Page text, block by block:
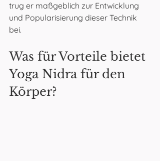
trug er maßgeblich zur Entwicklung
und Popularisierung dieser Technik
bei.
Was für Vorteile bietet
Yoga Nidra für den
Körper?